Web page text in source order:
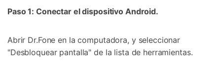
Paso 1: Conectar el dispositivo Android.
Abrir Dr.Fone en la computadora, y seleccionar
"Desbloquear pantalla" de la lista de herramientas.